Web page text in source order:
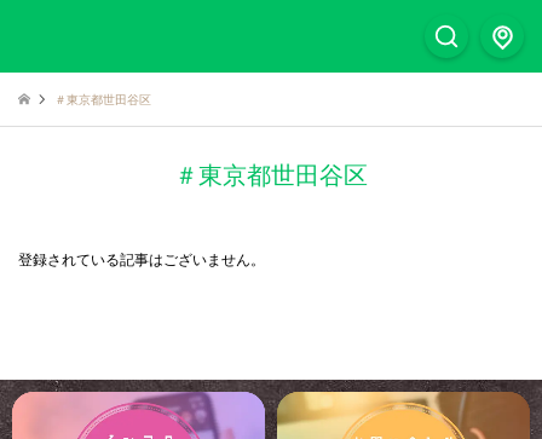
＃東京都世田谷区
＃東京都世田谷区
登録されている記事はございません。